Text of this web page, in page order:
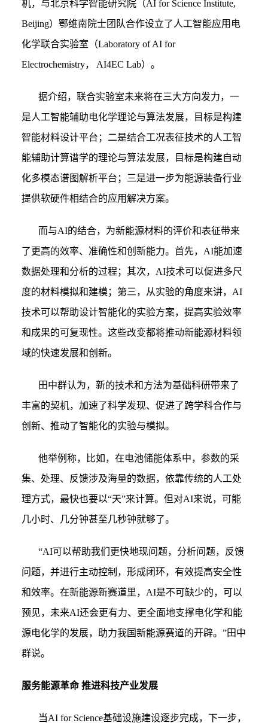
机，与北京科学智能研究院（AI for Science Institute,
Beijing）鄂维南院士团队合作设立了人工智能应用电
化学联合实验室（Laboratory of AI for
Electrochemistry， AI4EC Lab）。
据介绍，联合实验室未来将在三大方向发力，一
是人工智能辅助电化学理论与算法发展，目标是构建
智能材料设计平台；二是结合工况表征技术的人工智
能辅助计算谱学的理论与算法发展，目标是构建自动
化多模态谱图解析平台；三是进一步为能源装备行业
提供软硬件相结合的应用解决方案。
而与AI的结合，为新能源材料的评价和表征带来
了更高的效率、准确性和创新能力。首先，AI能加速
数据处理和分析的过程；其次，AI技术可以促进多尺
度的材料模拟和建模；第三，从实验的角度来讲，AI
技术可以帮助设计智能化的实验方案，提高实验效率
和成果的可复现性。这些改变都将推动新能源材料领
域的快速发展和创新。
田中群认为，新的技术和方法为基础科研带来了
丰富的契机，加速了科学发现、促进了跨学科合作与
创新、推动了智能化的实验与模拟。
他举例称，比如，在电池储能体系中，参数的采
集、处理、反馈涉及海量的数据，依靠传统的人工处
理方式，最快也要以“天”来计算。但对AI来说，可能
几小时、几分钟甚至几秒钟就够了。
“AI可以帮助我们更快地现问题，分析问题，反馈
问题，并进行主动控制，形成闭环，有效提高安全性
和效率。在新能源新赛道里，AI是不可缺少的，可以
预见，未来AI还会更有力、更全面地支撑电化学和能
源电化学的发展，助力我国新能源赛道的开辟。”田中
群说。
服务能源革命 推进科技产业发展
当AI for Science基础设施建设逐步完成，下一步，